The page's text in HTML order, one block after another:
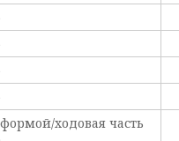
ходовая часть